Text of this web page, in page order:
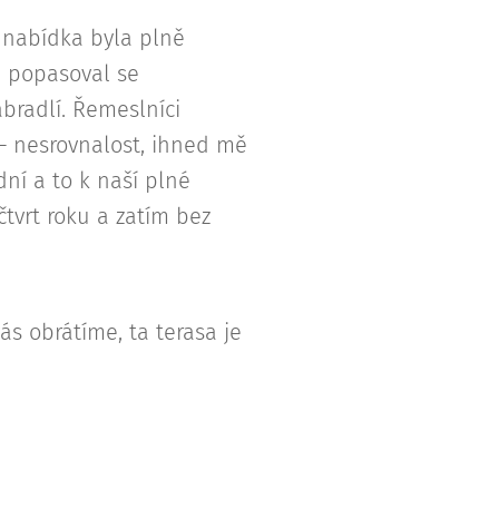
nabídka byla plně
se
Řemeslníci
nesrovnalost, ihned mě
a to k naší plné
roku a zatím bez
obrátíme, ta terasa je